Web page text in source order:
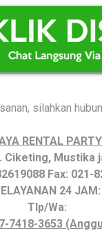
silahkan
RENTAL
Ciketing, Mustika
Fax: 021-
24 JAM:
Tlp/Wa:
7418-3653